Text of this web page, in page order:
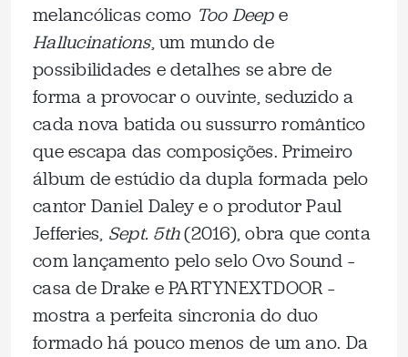
melancólicas como Too Deepe
Hallucinations, um mundo de
possibilidades e detalhes se abre de
forma a provocar o ouvinte, seduzido a
cada nova batida ou sussurro romântico
que escapa das composições. Primeiro
álbum de estúdio da dupla formada pelo
cantor Daniel Daley e o produtor Paul
Jefferies, Sept. 5th(2016), obra que conta
com lançamento pelo selo Ovo Sound –
casa de Drake e PARTYNEXTDOOR –
mostra a perfeita sincronia do duo
formado há pouco menos de um ano. Da